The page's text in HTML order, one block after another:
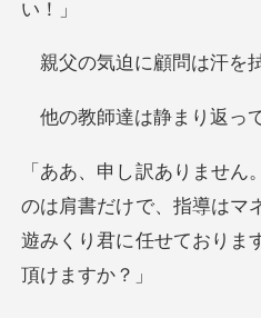
迫に顧問は
まり返っ
肩書だけで、指導はマ
遊みくり